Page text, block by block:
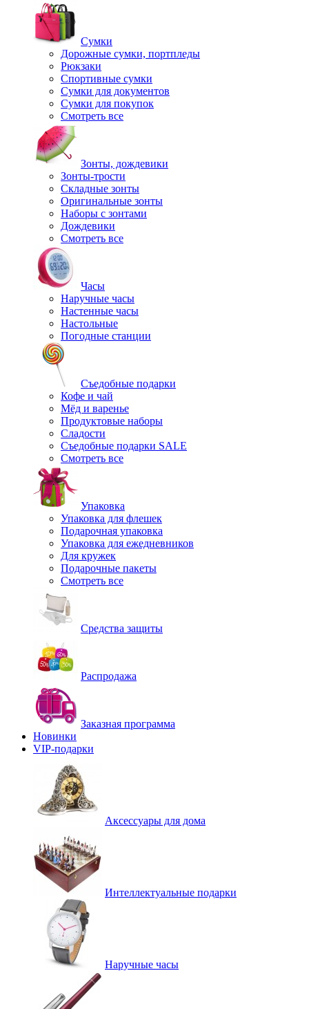
Сумки
Дорожные сумки, портпледы
Рюкзаки
Спортивные сумки
Сумки для документов
Сумки для покупок
Смотреть все
Зонты, дождевики
Зонты-трости
Складные зонты
Оригинальные зонты
Наборы с зонтами
Дождевики
Смотреть все
Часы
Наручные часы
Настенные часы
Настольные
Погодные станции
Съедобные подарки
Кофе и чай
Мёд и варенье
Продуктовые наборы
Сладости
Съедобные подарки SALE
Смотреть все
Упаковка
Упаковка для флешек
Подарочная упаковка
Упаковка для ежедневников
Для кружек
Подарочные пакеты
Смотреть все
Средства защиты
Распродажа
Заказная программа
Новинки
VIP-подарки
Аксессуары для дома
Интеллектуальные подарки
Наручные часы